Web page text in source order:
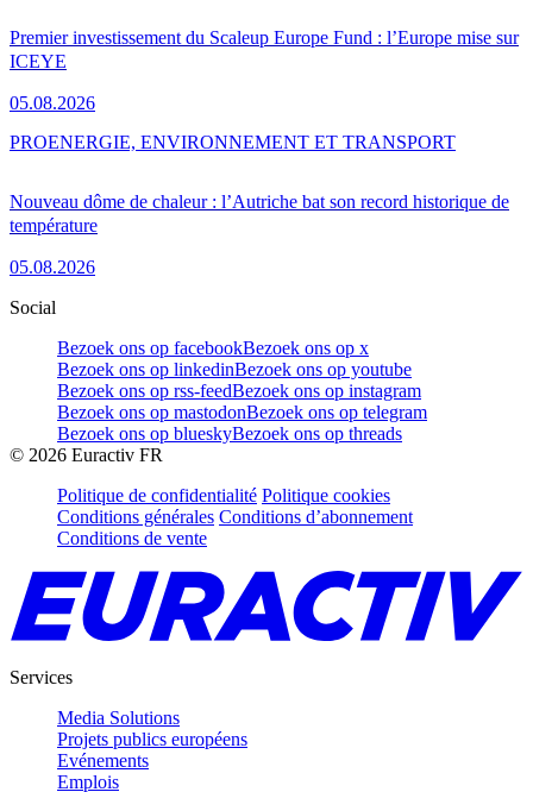
Premier investissement du Scaleup Europe Fund : l’Europe mise sur
ICEYE
05.08.2026
Nouveau dôme de chaleur : l’Autriche bat son record historique de
température
05.08.2026
PROENERGIE, ENVIRONNEMENT ET TRANSPORT
Social
Bezoek ons op facebookBezoek ons op x
Bezoek ons op linkedinBezoek ons op youtube
Bezoek ons op rss-feedBezoek ons op instagram
Bezoek ons op mastodonBezoek ons op telegram
Bezoek ons op blueskyBezoek ons op threads
© 2026 Euractiv FR
Politique de confidentialité Politique cookies
Conditions générales Conditions d’abonnement
Conditions de vente
Services
Media Solutions
Projets publics européens
Evénements
Emplois